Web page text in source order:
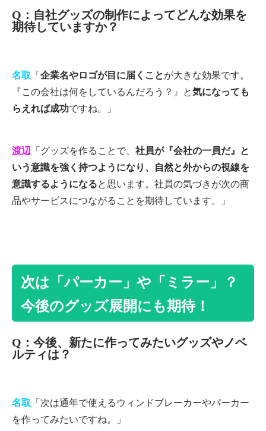
Q：自社グッズの制作によってどんな効果を
期待していますか？
名取 「 企業名やロゴが目に届くことが大きな効果です。
『この会社は何をしているんだろう？』と気になっても
らえれば成功ですね。」
渡辺 「グッズを作ることで、 社員が『会社の一員だ』と
いう意識を強く持つようになり、自然と外からの視線を
意識するようになると思います。社員の気づきが次の商
品やサービスにつながることを期待しています。」
次は「パーカー」や「ミラー」？
今後のグッズ展開にも期待！
Q：今後、新たに作ってみたいグッズやノベ
ルティは？
名取 「次は通年で使えるウィンドブレーカーやパーカー
を作ってみたいですね。」